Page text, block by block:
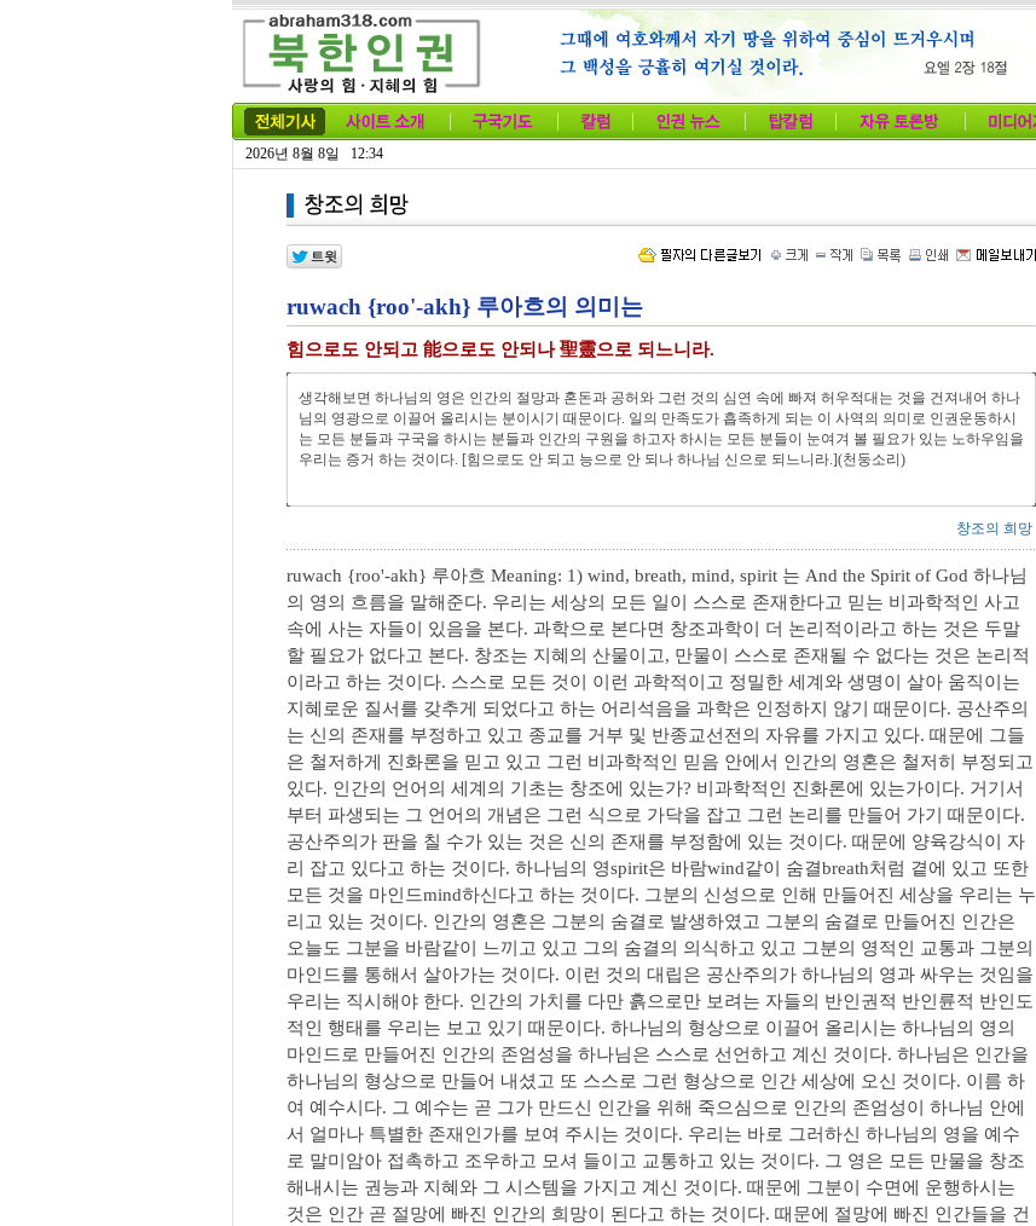
2026년 8월 8일 12:34
ruwach {roo'-akh} 루아흐의 의미는
힘으로도 안되고 能으로도 안되나 聖靈으로 되느니라.
생각해보면 하나님의 영은 인간의 절망과 혼돈과 공허와 그런 것의 심연 속에 빠져 허우적대는 것을 건져내어 하나
님의 영광으로 이끌어 올리시는 분이시기 때문이다. 일의 만족도가 흡족하게 되는 이 사역의 의미로 인권운동하시
는 모든 분들과 구국을 하시는 분들과 인간의 구원을 하고자 하시는 모든 분들이 눈여겨 볼 필요가 있는 노하우임을
우리는 증거 하는 것이다. [힘으로도 안 되고 능으로 안 되나 하나님 신으로 되느니라.](천둥소리)
창조의 희망
ruwach {roo'-akh} 루아흐 Meaning: 1) wind, breath, mind, spirit 는 And the Spirit of God 하나님
의 영의 흐름을 말해준다. 우리는 세상의 모든 일이 스스로 존재한다고 믿는 비과학적인 사고
속에 사는 자들이 있음을 본다. 과학으로 본다면 창조과학이 더 논리적이라고 하는 것은 두말
할 필요가 없다고 본다. 창조는 지혜의 산물이고, 만물이 스스로 존재될 수 없다는 것은 논리적
이라고 하는 것이다. 스스로 모든 것이 이런 과학적이고 정밀한 세계와 생명이 살아 움직이는
지혜로운 질서를 갖추게 되었다고 하는 어리석음을 과학은 인정하지 않기 때문이다. 공산주의
는 신의 존재를 부정하고 있고 종교를 거부 및 반종교선전의 자유를 가지고 있다. 때문에 그들
은 철저하게 진화론을 믿고 있고 그런 비과학적인 믿음 안에서 인간의 영혼은 철저히 부정되고
있다. 인간의 언어의 세계의 기초는 창조에 있는가? 비과학적인 진화론에 있는가이다. 거기서
부터 파생되는 그 언어의 개념은 그런 식으로 가닥을 잡고 그런 논리를 만들어 가기 때문이다.
공산주의가 판을 칠 수가 있는 것은 신의 존재를 부정함에 있는 것이다. 때문에 양육강식이 자
리 잡고 있다고 하는 것이다. 하나님의 영spirit은 바람wind같이 숨결breath처럼 곁에 있고 또한
모든 것을 마인드mind하신다고 하는 것이다. 그분의 신성으로 인해 만들어진 세상을 우리는 누
리고 있는 것이다. 인간의 영혼은 그분의 숨결로 발생하였고 그분의 숨결로 만들어진 인간은
오늘도 그분을 바람같이 느끼고 있고 그의 숨결의 의식하고 있고 그분의 영적인 교통과 그분의
마인드를 통해서 살아가는 것이다. 이런 것의 대립은 공산주의가 하나님의 영과 싸우는 것임을
우리는 직시해야 한다. 인간의 가치를 다만 흙으로만 보려는 자들의 반인권적 반인륜적 반인도
적인 행태를 우리는 보고 있기 때문이다. 하나님의 형상으로 이끌어 올리시는 하나님의 영의
마인드로 만들어진 인간의 존엄성을 하나님은 스스로 선언하고 계신 것이다. 하나님은 인간을
하나님의 형상으로 만들어 내셨고 또 스스로 그런 형상으로 인간 세상에 오신 것이다. 이름 하
여 예수시다. 그 예수는 곧 그가 만드신 인간을 위해 죽으심으로 인간의 존엄성이 하나님 안에
서 얼마나 특별한 존재인가를 보여 주시는 것이다. 우리는 바로 그러하신 하나님의 영을 예수
로 말미암아 접촉하고 조우하고 모셔 들이고 교통하고 있는 것이다. 그 영은 모든 만물을 창조
해내시는 권능과 지혜와 그 시스템을 가지고 계신 것이다. 때문에 그분이 수면에 운행하시는
것은 인간 곧 절망에 빠진 인간의 희망이 된다고 하는 것이다. 때문에 절망에 빠진 인간들을 건